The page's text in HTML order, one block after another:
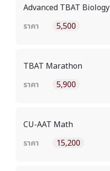
Advanced TBAT Biology
ราคา
5,500
TBAT Marathon
ราคา
5,900
CU-AAT Math
ราคา
15,200